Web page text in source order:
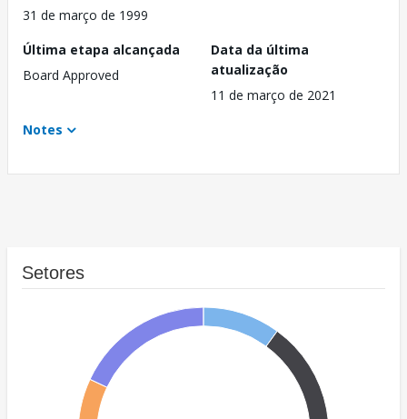
31 de março de 1999
Última etapa alcançada
Board Approved
Data da última
atualização
11 de março de 2021
Notes
Setores